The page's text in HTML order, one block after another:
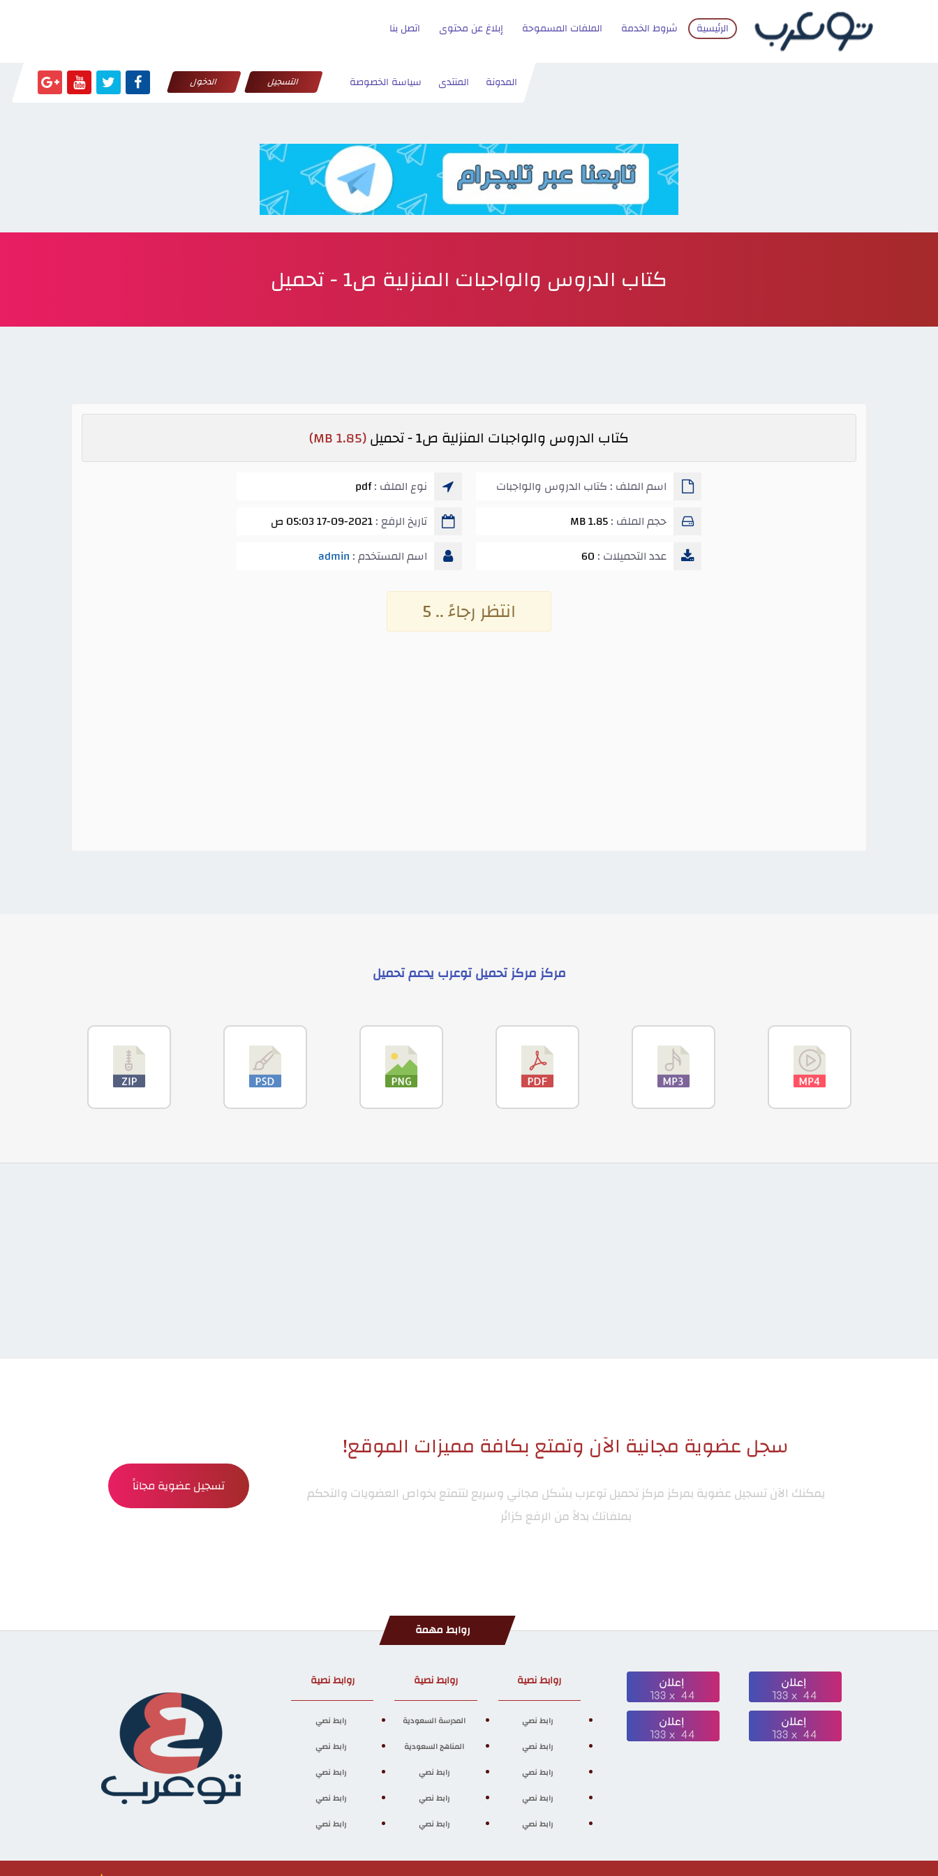
الرئيسية شروط الخدمة الملفات المسموحة إبلاغ عن محتوى اتصل بنا
المدونة المنتدى سياسة الخصوصة التسجيل الدخول
كتاب الدروس والواجبات المنزلية ص1 - تحميل
كتاب الدروس والواجبات المنزلية ص1 - تحميل (1.85 MB)
اسم الملف : كتاب الدروس والواجبات
المنزلية ص1
نوع الملف :pdf
حجم الملف :1.85 MB تاريخ الرفع :17-09-2021 05:03 ص
عدد التحميلات : 60 اسم المستخدم : admin
انتظر رجاءً .. 5
مركزمركز تحميل توعرب يدعمتحميل
سجل عضوية مجانية الآن وتمتع بكافة مميزات الموقع!
يمكنك الآن تسجيل عضوية بمركزمركز تحميل توعرببشكل مجاني وسريع لتتمتع بخواص العضويات والتحكم
بملفاتك بدلاً من الرفع كزائر
تسجيل عضوية مجاناً
روابط مهمة
روابط نصية
رابط نصي
رابط نصي
رابط نصي
رابط نصي
رابط نصي
روابط نصية
المدرسة السعودية
المناهج السعودية
رابط نصي
رابط نصي
رابط نصي
روابط نصية
رابط نصي
رابط نصي
رابط نصي
رابط نصي
رابط نصي